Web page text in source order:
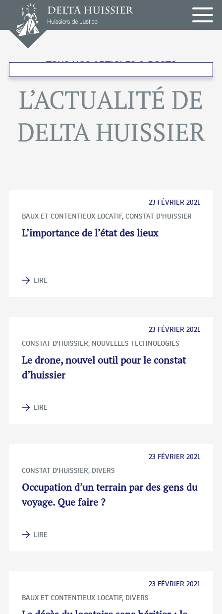
COMPIÈGNE
PARIS
TREMBLAY
EN
FRANCE
TOUS NOS ARTICLES & POSTS
L’ACTUALITÉ DE
DELTA HUISSIER
23 FÉVRIER 2021
BAUX ET CONTENTIEUX LOCATIF, CONSTAT D'HUISSIER
L’importance de l’état des lieux
LIRE
23 FÉVRIER 2021
CONSTAT D'HUISSIER, NOUVELLES TECHNOLOGIES
Le drone, nouvel outil pour le constat
d’huissier
LIRE
23 FÉVRIER 2021
CONSTAT D'HUISSIER, DIVERS
Occupation d’un terrain par des gens du
voyage. Que faire ?
LIRE
23 FÉVRIER 2021
BAUX ET CONTENTIEUX LOCATIF, DIVERS
Panneau de gestion des cookies